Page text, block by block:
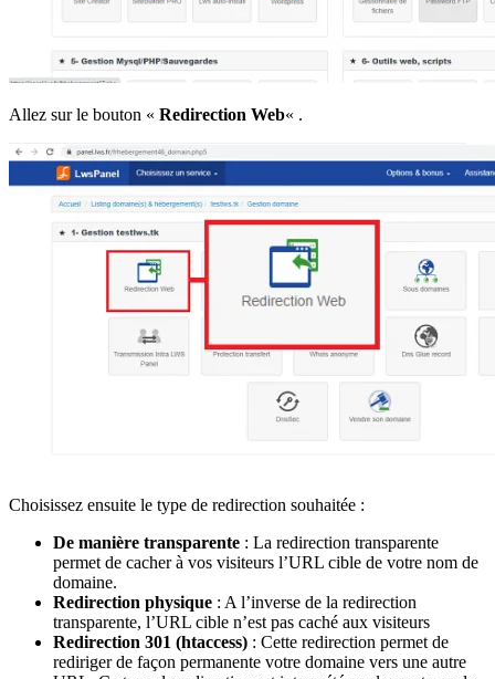
Allez sur le bouton « Redirection Web« .
Choisissez ensuite le type de redirection souhaitée :
De manière transparente : La redirection transparente
permet de cacher à vos visiteurs l’URL cible de votre nom de
domaine.
Redirection physique : A l’inverse de la redirection
transparente, l’URL cible n’est pas caché aux visiteurs
Redirection 301 (htaccess) : Cette redirection permet de
rediriger de façon permanente votre domaine vers une autre